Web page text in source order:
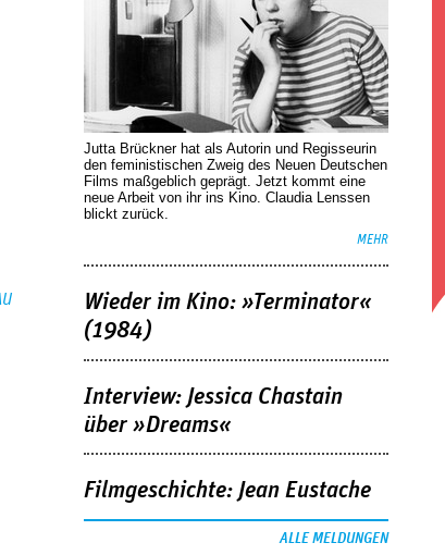
Jutta Brückner hat als Autorin und Regisseurin
den feministischen Zweig des Neuen Deutschen
Films maßgeblich geprägt. Jetzt kommt eine
neue Arbeit von ihr ins Kino. Claudia Lenssen
blickt zurück.
MEHR
Wieder im Kino: »Terminator«
(1984)
Interview: Jessica Chastain
über »Dreams«
Filmgeschichte: Jean Eustache
ALLE MELDUNGEN